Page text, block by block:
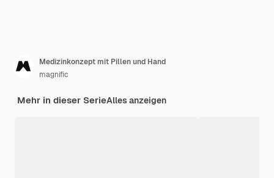
Medizinkonzept mit Pillen und Hand
magnific
Mehr in dieser SerieAlles anzeigen